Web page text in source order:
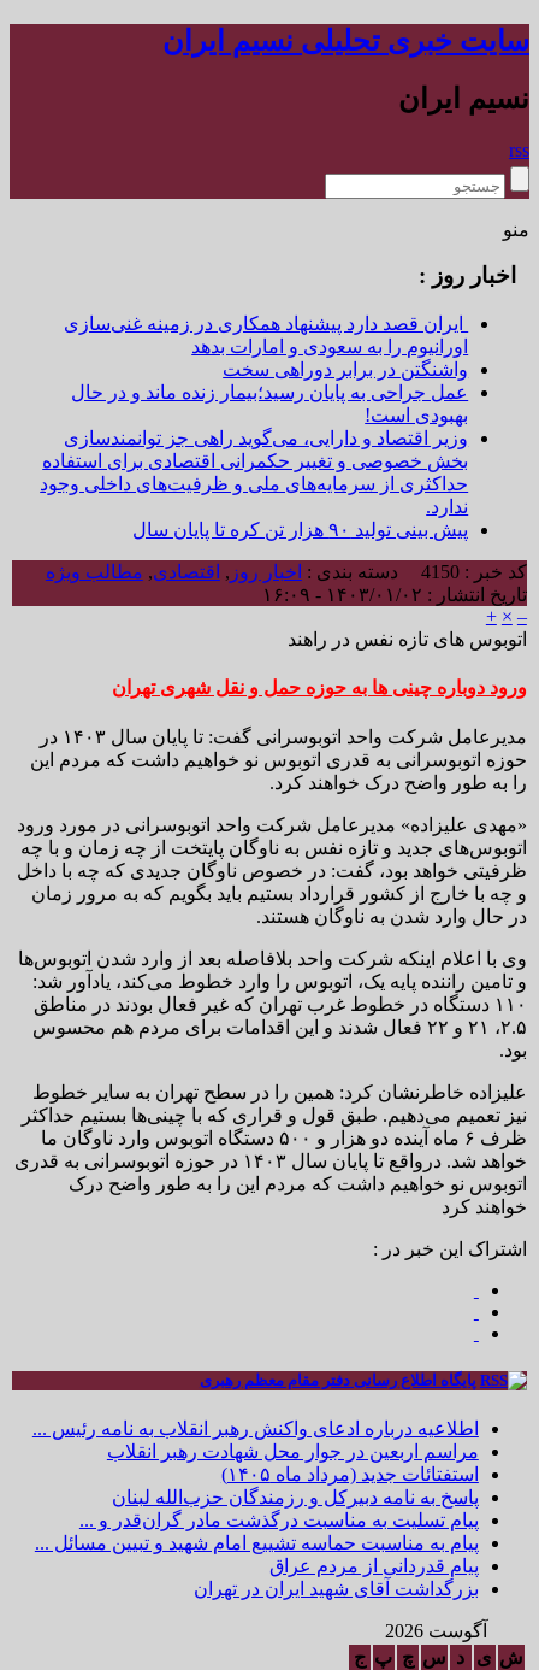
سایت خبری تحلیلی نسیم ایران
نسیم ایران
rss
منو
اخبار روز :
ایران قصد دارد پیشنهاد همکاری در زمینه غنی‌سازی
اورانیوم را به سعودی و امارات بدهد
واشنگتن در برابر دوراهی سخت
عمل جراحی به پایان رسید؛بیمار زنده ماند و در حال
بهبودی است!
وزیر اقتصاد و دارایی، می‌گوید راهی جز توانمندسازی
بخش خصوصی و تغییر حکمرانی اقتصادی برای استفاده
حداکثری از سرمایه‌های ملی و ظرفیت‌های داخلی وجود
ندارد.
پیش بینی تولید ۹۰ هزار تن کره تا پایان سال
کد خبر : 4150 دسته بندی : اخبار روز , اقتصادی, مطالب ویژه
تاریخ انتشار : ۱۴۰۳/۰۱/۰۲ - ۱۶:۰۹
–
×
+
اتوبوس های تازه نفس در راهند
ورود دوباره چینی ها به حوزه حمل و نقل شهری تهران
مدیرعامل شرکت واحد اتوبوسرانی گفت: تا پایان سال ۱۴۰۳ در
حوزه اتوبوسرانی به قدری اتوبوس نو خواهیم داشت که مردم این
را به طور واضح درک خواهند کرد.
«مهدی علیزاده» مدیرعامل شرکت واحد اتوبوسرانی در مورد ورود
اتوبوس‌های جدید و تازه نفس به ناوگان پایتخت از چه زمان و با چه
ظرفیتی خواهد بود، گفت: در خصوص ناوگان جدیدی که چه با داخل
و چه با خارج از کشور قرارداد بستیم باید بگویم که به مرور زمان
در حال وارد شدن به ناوگان هستند.
وی با اعلام اینکه شرکت واحد بلافاصله بعد از وارد شدن اتوبوس‌ها
و تامین راننده پایه یک، اتوبوس را وارد خطوط می‌کند، یادآور شد:
۱۱۰ دستگاه در خطوط غرب تهران که غیر فعال بودند در مناطق
۲.۵، ۲۱ و ۲۲ فعال شدند و این اقدامات برای مردم هم محسوس
بود.
علیزاده خاطرنشان کرد: همین را در سطح تهران به سایر خطوط
نیز تعمیم می‌دهیم. طبق قول و قراری که با چینی‌ها بستیم حداکثر
ظرف ۶ ماه آینده دو هزار و ۵۰۰ دستگاه اتوبوس وارد ناوگان ما
خواهد شد. درواقع تا پایان سال ۱۴۰۳ در حوزه اتوبوسرانی به قدری
اتوبوس نو خواهیم داشت که مردم این را به طور واضح درک
خواهند کرد
اشتراک این خبر در :
پایگاه اطلاع رسانی دفتر مقام معظم رهبری
اطلاعیه درباره ادعای واکنش رهبر انقلاب به نامه رئیس ...
مراسم اربعین در جوار محل شهادت رهبر انقلاب
استفتائات جدید (مرداد ماه ۱۴۰۵)
پاسخ به نامه دبیرکل و رزمندگان حزب‌الله لبنان
پیام تسلیت به مناسبت درگذشت مادر گران‌قدر و ...
پیام به مناسبت حماسه تشییع امام شهید و تبیین مسائل ...
پیام قدردانی از مردم عراق
بزرگداشت آقای شهید ایران در تهران
آگوست 2026
ش ی د س چ پ ج